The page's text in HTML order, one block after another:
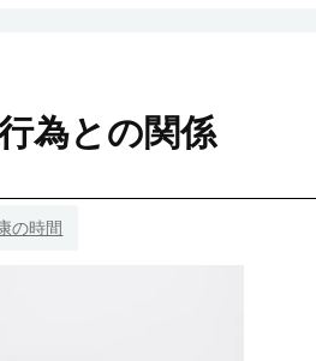
為との関係
の時間